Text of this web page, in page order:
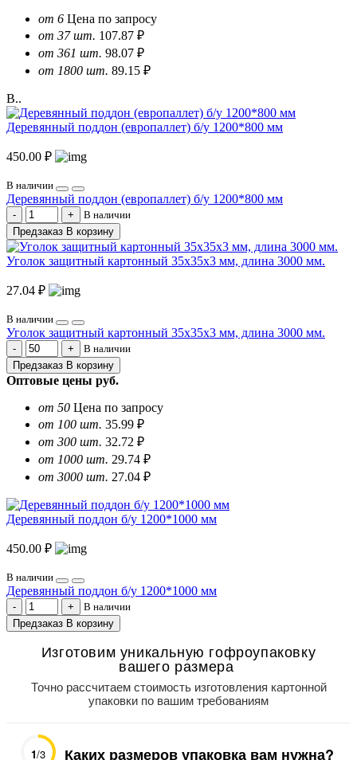
от 6 Цена по запросу
от 37 шт. 107.87 ₽
от 361 шт. 98.07 ₽
от 1800 шт. 89.15 ₽
В..
Деревянный поддон (европаллет) б/у 1200*800 мм
450.00 ₽
В наличии
Деревянный поддон (европаллет) б/у 1200*800 мм
В наличии
Предзаказ В корзину
Уголок защитный картонный 35х35х3 мм, длина 3000 мм.
27.04 ₽
В наличии
Уголок защитный картонный 35х35х3 мм, длина 3000 мм.
В наличии
Предзаказ В корзину
Оптовые цены руб.
от 50 Цена по запросу
от 100 шт. 35.99 ₽
от 300 шт. 32.72 ₽
от 1000 шт. 29.74 ₽
от 3000 шт. 27.04 ₽
Деревянный поддон б/у 1200*1000 мм
450.00 ₽
В наличии
Деревянный поддон б/у 1200*1000 мм
В наличии
Предзаказ В корзину
Изготовим уникальную гофроупаковку
вашего размера
Точно рассчитаем стоимость изготовления картонной
упаковки по вашим требованиям
1/3 Каких размеров упаковка вам нужна?